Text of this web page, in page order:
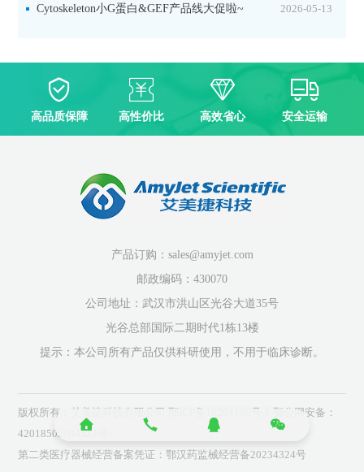
卡！ 2026-05-13
Cytoskeleton小G蛋白&GEF产品线大促啦~
高品质保障 高性价比 高效省心 安全运输
产品订购：sales@amyjet.com
邮政编码：430070
公司地址：武汉市洪山区光谷大道35号
光谷总部国际二期时代1栋13楼
提示：本公司所有产品仅供科研使用，不用于临床诊断。
版权所有：艾美捷科技有限公司 鄂ICP备10204150号-1
鄂公网安备：
42018502004523号
第二类医疗器械经营备案凭证：鄂汉药监械经营备20234324号